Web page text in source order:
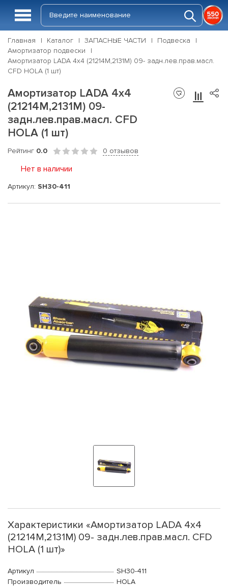
Главная Каталог ЗАПАСНЫЕ ЧАСТИ
Подвеска
Амортизатор подвески
Амортизатор LADA 4x4 (21214M,2131M) 09- задн.лев.прав.масл.
CFD HOLA (1 шт)
Амортизатор LADA 4x4
(21214M,2131M) 09-
задн.лев.прав.масл. CFD
HOLA (1 шт)
Рейтинг 0.0 0 отзывов
Нет в наличии
Артикул: SH30-411
Характеристики «Амортизатор LADA 4x4
(21214M,2131M) 09- задн.лев.прав.масл. CFD
HOLA (1 шт)»
Артикул
SH30-411
Производитель
HOLA